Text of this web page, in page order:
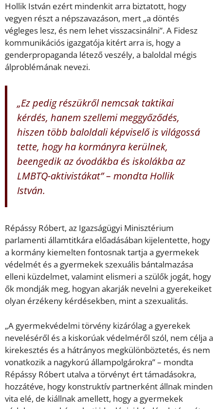
Hollik István ezért mindenkit arra biztatott, hogy
vegyen részt a népszavazáson, mert „a döntés
végleges lesz, és nem lehet visszacsinálni”. A Fidesz
kommunikációs igazgatója kitért arra is, hogy a
genderpropaganda létező veszély, a baloldal mégis
álproblémának nevezi.
„Ez pedig részükről nemcsak taktikai
kérdés, hanem szellemi meggyőződés,
hiszen több baloldali képviselő is világossá
tette, hogy ha kormányra kerülnek,
beengedik az óvodákba és iskolákba az
LMBTQ-aktivistákat” – mondta Hollik
István.
Répássy Róbert, az Igazságügyi Minisztérium
parlamenti államtitkára előadásában kijelentette, hogy
a kormány kiemelten fontosnak tartja a gyermekek
védelmét és a gyermekek szexuális bántalmazása
elleni küzdelmet, valamint elismeri a szülők jogát, hogy
ők mondják meg, hogyan akarják nevelni a gyerekeiket
olyan érzékeny kérdésekben, mint a szexualitás.
„A gyermekvédelmi törvény kizárólag a gyerekek
neveléséről és a kiskorúak védelméről szól, nem célja a
kirekesztés és a hátrányos megkülönböztetés, és nem
vonatkozik a nagykorú állampolgárokra” – mondta
Répássy Róbert utalva a törvényt ért támadásokra,
hozzátéve, hogy konstruktív partnerként állnak minden
vita elé, de kiállnak amellett, hogy a gyermekek